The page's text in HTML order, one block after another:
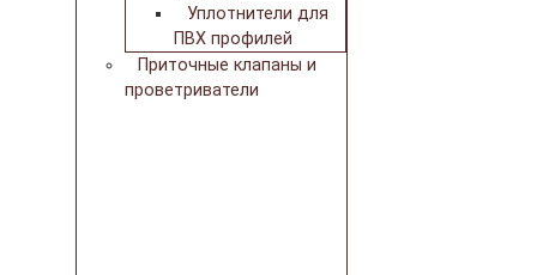
Уплотнители для
ПВХ профилей
Приточные клапаны и
проветриватели